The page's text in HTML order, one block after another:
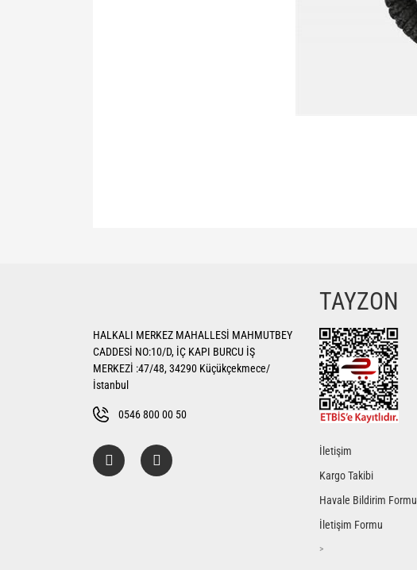
Ürün resmi kalitesiz, bozuk veya görüntülenemiyor.
Ürün bilgilerinde hatalar bulunuyor.
Ürün fiyatı diğer sitelerden daha pahalı.
HALKALI MERKEZ MAHALLESİ MAHMUTBEY
CADDESİ NO:10/D, İÇ KAPI BURCU İŞ
MERKEZİ :47/48, 34290 Küçükçekmece/
İstanbul
0546 800 00 50
TAYZON
İletişim
Kargo Takibi
Havale Bildirim Formu
İletişim Formu
>